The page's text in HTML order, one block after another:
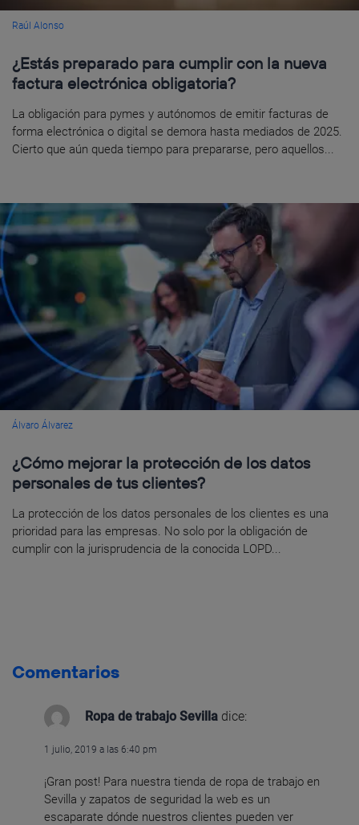
Raúl Alonso
¿Estás preparado para cumplir con la nueva
factura electrónica obligatoria?
La obligación para pymes y autónomos de emitir facturas de
forma electrónica o digital se demora hasta mediados de 2025.
Cierto que aún queda tiempo para prepararse, pero aquellos...
Álvaro Álvarez
¿Cómo mejorar la protección de los datos
personales de tus clientes?
La protección de los datos personales de los clientes es una
prioridad para las empresas. No solo por la obligación de
cumplir con la jurisprudencia de la conocida LOPD...
Comentarios
Ropa de trabajo Sevilla dice:
1 julio, 2019 a las 6:40 pm
¡Gran post! Para nuestra tienda de ropa de trabajo en
Sevilla y zapatos de seguridad la web es un
escaparate dónde nuestros clientes pueden ver